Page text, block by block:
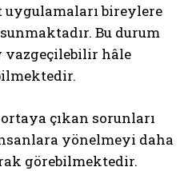
bireylere
Bu durum
hâle
çıkan sorunları
yönelmeyi daha
görebilmektedir.